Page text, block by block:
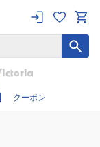
クーポン